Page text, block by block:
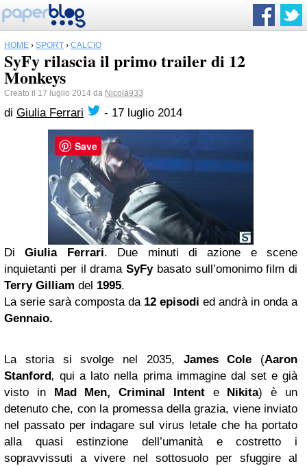
HOME › SPORT › CALCIO
SyFy rilascia il primo trailer di 12
Monkeys
Creato il 17 luglio 2014 da Nicola933
di Giulia Ferrari - 17 luglio 2014
Di Giulia Ferrari. Due minuti di azione e scene
inquietanti per il drama SyFybasato sull’omonimo film di
Terry Gilliam del 1995.
La serie sarà composta da 12 episodi ed andrà in onda a
Gennaio.
La storia si svolge nel 2035, James Cole (Aaron
Stanford,qui a lato nella prima immagine dal set e già
visto in Mad Men, Criminal Intent eNikita) è un
detenuto che, con la promessa della grazia, viene inviato
nel passato per indagare sul virus letale che ha portato
alla quasi estinzione dell’umanità e costretto i
sopravvissuti a vivere nel sottosuolo per sfuggire al
Save